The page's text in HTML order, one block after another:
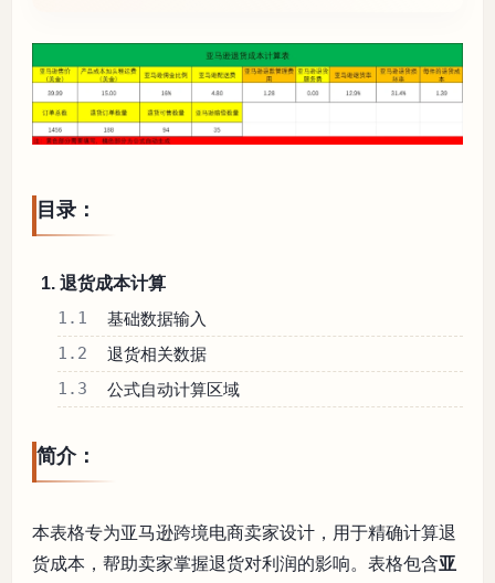
目录：
1. 退货成本计算
1.1 基础数据输入
1.2 退货相关数据
1.3 公式自动计算区域
简介：
本表格专为亚马逊跨境电商卖家设计，用于精确计算退
货成本，帮助卖家掌握退货对利润的影响。表格包含亚